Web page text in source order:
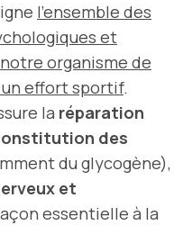
l’ensemble des
et
organisme de
effort sportif.
la réparation
des
du glycogène),
et
essentielle à la